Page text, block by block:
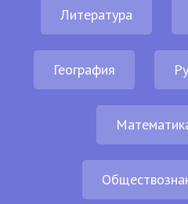
Литература
География